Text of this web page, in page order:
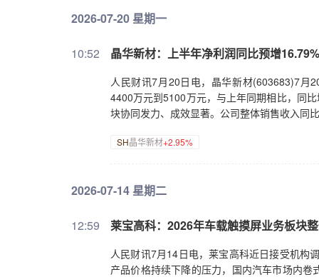
2026-07-20 星期一
10:52 晶华新材：上半年净利润同比预增
人民财讯7月20日电，晶华新材(603683)7月
4400万元到5100万元，与上年同期相比，同
块协同发力、成效显著。公司整体销售收入同
SH晶华新材+2.95%
2026-07-14 星期二
12:59 莱宝高科：2026年车载触摸屏业务板块
人民财讯7月14日电，莱宝高科近日接受机构
产品价格持续下降的压力，国内汽车市场内